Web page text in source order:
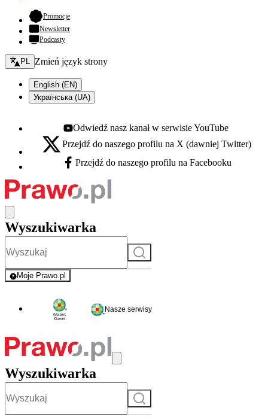
Promocje- otwiera się w nowej karcie
Newsletter
Podcasty
Zmień język - bieżący:
PL Zmień język strony
English (EN)
Українська (UA)
Youtube - otwiera się w nowej karcie
Odwiedź nasz kanał w serwisie YouTube
X - otwiera się w nowej karcie
Przejdź do naszego profilu na X (dawniej Twitter)
Facebook - otwiera się w nowej karcie
Przejdź do naszego profilu na Facebooku
Wyszukiwarka
Szukaj
Moje Prawo.pl
- rejestracja i logowanie do serwisu
Nasze serwisy
Wyszukiwarka
Szukaj